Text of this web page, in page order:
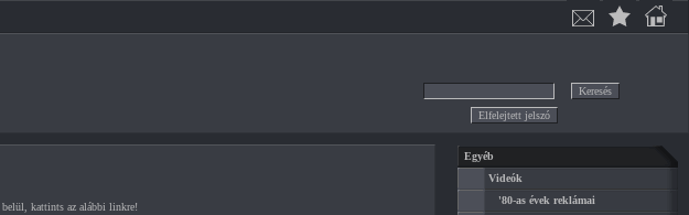
belül, kattints az alábbi linkre!
Egyéb
Videók
'80-as évek reklámai